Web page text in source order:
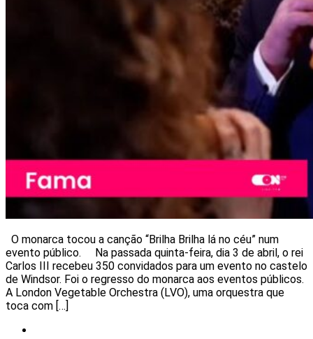
O monarca tocou a canção “Brilha Brilha lá no céu” num
evento público. Na passada quinta-feira, dia 3 de abril, o rei
Carlos III recebeu 350 convidados para um evento no castelo
de Windsor. Foi o regresso do monarca aos eventos públicos.
A London Vegetable Orchestra (LVO), uma orquestra que
toca com […]